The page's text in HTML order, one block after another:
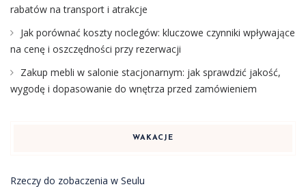
rabatów na transport i atrakcje
Jak porównać koszty noclegów: kluczowe czynniki wpływające
na cenę i oszczędności przy rezerwacji
Zakup mebli w salonie stacjonarnym: jak sprawdzić jakość,
wygodę i dopasowanie do wnętrza przed zamówieniem
WAKACJE
Rzeczy do zobaczenia w Seulu